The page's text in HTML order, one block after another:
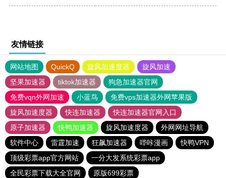
友情链接
网站地图 QuickQ 旋风加速度器
旋风加速
坚果加速器
tiktok加速器
狗急加速器官网
免费vqn外网加速
小蓝鸟
免费vps加速器外网苹果版
旋风加速度器
快连加速器
快连加速器官网入口
原子加速器
快鸭加速器 旋风加速度器
外网网址导航
软件中心
雷霆加速 狂飙加速器 哔咔漫画
快鸭VPN
顶级彩票app官方网站
一分大发系统彩票app
全民彩票下载大全官网
原版699彩票